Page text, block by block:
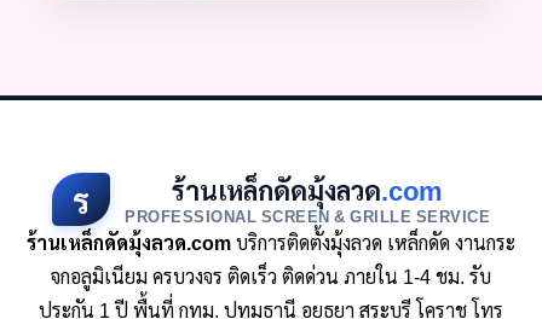
ร ร้านเหล็กดัดมุ้งลวด.com
PROFESSIONAL SCREEN & GRILLE SERVICE
ร้านเหล็กดัดมุ้งลวด.comบริการติดตั้งมุ้งลวด เหล็กดัด งานกระ
จกอลูมิเนียม ครบวงจร ติดเร็ว ติดด่วน ภายใน 1-4 ชม. รับ
ประกัน 1 ปี พื้นที่ กทม. ปทุมธานี อยุธยา สระบุรี โคราช โทร